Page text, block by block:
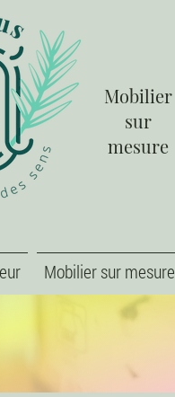
Mobilier
sur
mesure
Mobilier sur mesure